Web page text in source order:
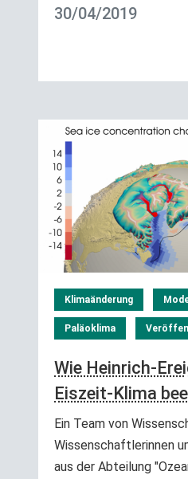
30/04/2019
Klimaänderung
Paläoklima
Wie Heinrich-
Eiszeit-Klima
Ein Team von
Wissenschaftlerinnen
aus der Abteilung